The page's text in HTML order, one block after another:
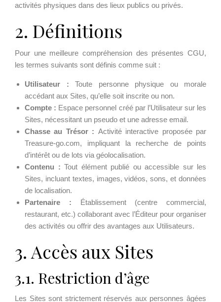
activités physiques dans des lieux publics ou privés.
2. Définitions
Pour une meilleure compréhension des présentes CGU,
les termes suivants sont définis comme suit :
Utilisateur : Toute personne physique ou morale
accédant aux Sites, qu’elle soit inscrite ou non.
Compte : Espace personnel créé par l’Utilisateur sur les
Sites, nécessitant un pseudo et une adresse email.
Chasse au Trésor : Activité interactive proposée par
Treasure-go.com, impliquant la recherche de points
d’intérêt ou de lots via géolocalisation.
Contenu : Tout élément publié ou accessible sur les
Sites, incluant textes, images, vidéos, sons, et données
de localisation.
Partenaire : Établissement (centre commercial,
restaurant, etc.) collaborant avec l’Éditeur pour organiser
des activités ou offrir des avantages aux Utilisateurs.
3. Accès aux Sites
3.1. Restriction d’âge
Les Sites sont strictement réservés aux personnes âgées